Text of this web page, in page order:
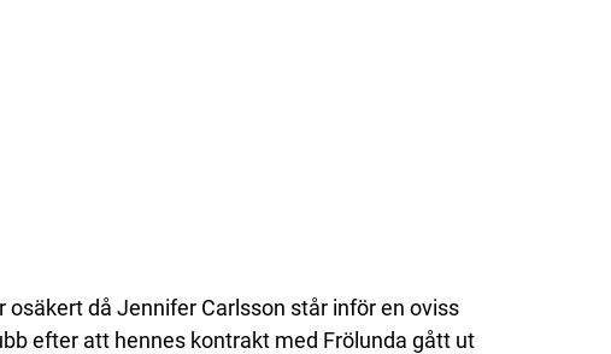
osäkert då Jennifer Carlsson står inför en oviss
efter att hennes kontrakt med Frölunda gått ut